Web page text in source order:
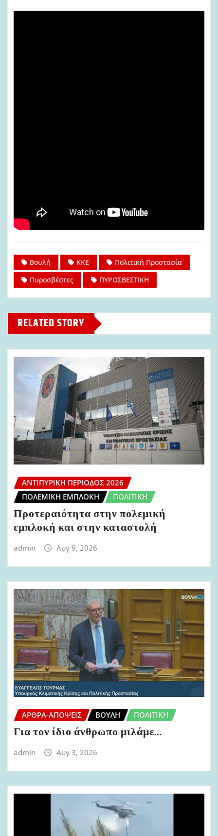
Βουλή ΚΚΕ
Πολιτική Προστασία
Πυροσβέστες
ΠΥΡΟΣΒΕΣΤΙΚΗ
RELATED STORY
ΑΝΤΙΠΥΡΙΚΉ ΠΕΡΊΟΔΟΣ 2026
ΠΟΛΕΜΙΚΉ ΕΜΠΛΟΚΉ
ΠΟΛΙΤΙΚΉ
Προτεραιότητα στην πολεμική
εμπλοκή και στην καταστολή
admin Αυγ 9, 2026
ΆΡΘΡΑ-ΑΠΌΨΕΙΣ ΒΟΥΛΉ ΠΟΛΙΤΙΚΉ
Για τον ίδιο άνθρωπο μιλάμε…
admin Αυγ 3, 2026